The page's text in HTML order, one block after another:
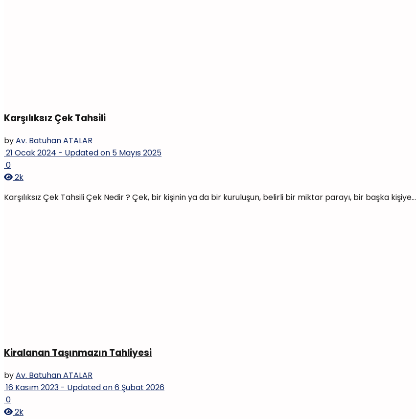
Karşılıksız Çek Tahsili
byAv. Batuhan ATALAR
21 Ocak 2024 - Updated on 5 Mayıs 2025
0
2k
Karşılıksız Çek Tahsili Çek Nedir ? Çek, bir kişinin ya da bir kuruluşun, belirli bir miktar parayı, bir başka kişiye...
Kiralanan Taşınmazın Tahliyesi
byAv. Batuhan ATALAR
16 Kasım 2023 - Updated on 6 Şubat 2026
0
2k